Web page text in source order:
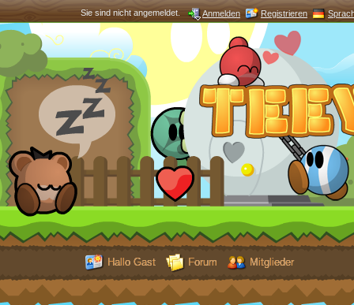
Sie sind nicht angemeldet. Anmelden Registrieren
Hallo Gast Forum Mitglieder